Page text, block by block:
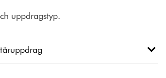
uppdragstyp.